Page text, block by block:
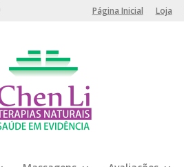
Página Inicial Loja